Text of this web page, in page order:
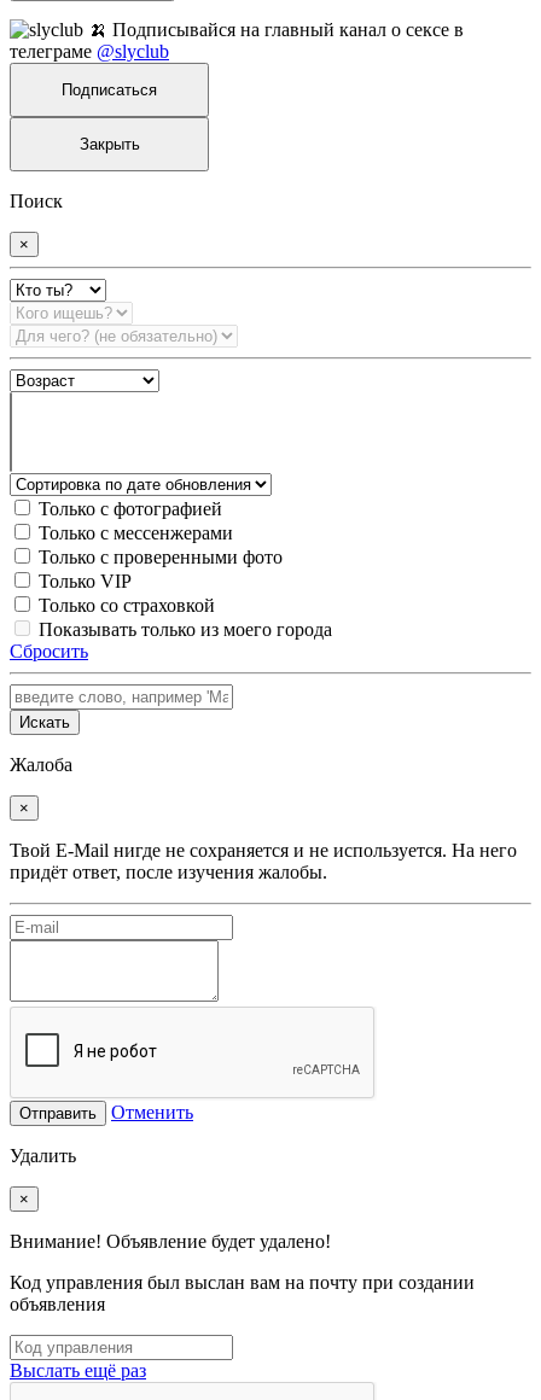
🍌 Подписывайся на главный канал о сексе в
телеграме @slyclub
Подписаться
Закрыть
Поиск
×
Только с фотографией
Только с мессенжерами
Только с проверенными фото
Только VIP
Только со страховкой
Показывать только из моего города
Сбросить
Искать
Жалоба
×
Твой E-Mail нигде не сохраняется и не используется. На него
придёт ответ, после изучения жалобы.
Отправить Отменить
Удалить
×
Внимание! Объявление будет удалено!
Код управления был выслан вам на почту при создании
объявления
Выслать ещё раз